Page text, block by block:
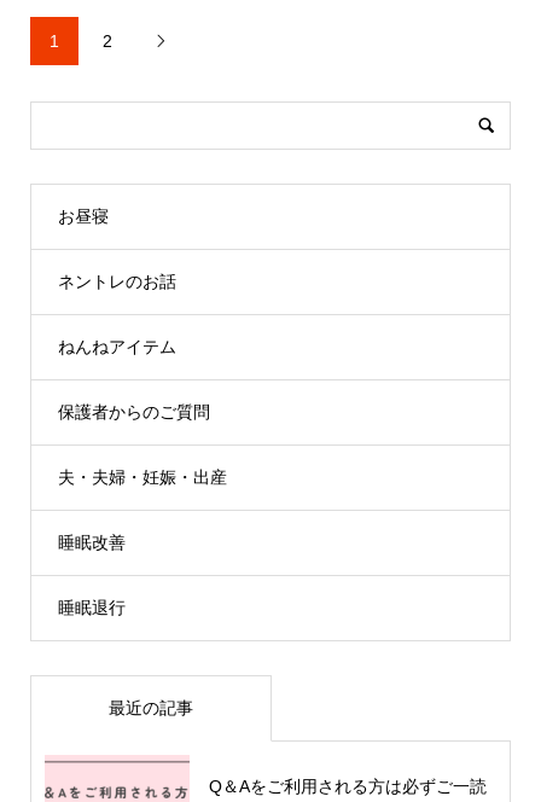
1 2 
お昼寝
ネントレのお話
ねんねアイテム
保護者からのご質問
夫・夫婦・妊娠・出産
睡眠改善
睡眠退行
最近の記事
Q＆Aをご利用される方は必ずご一読